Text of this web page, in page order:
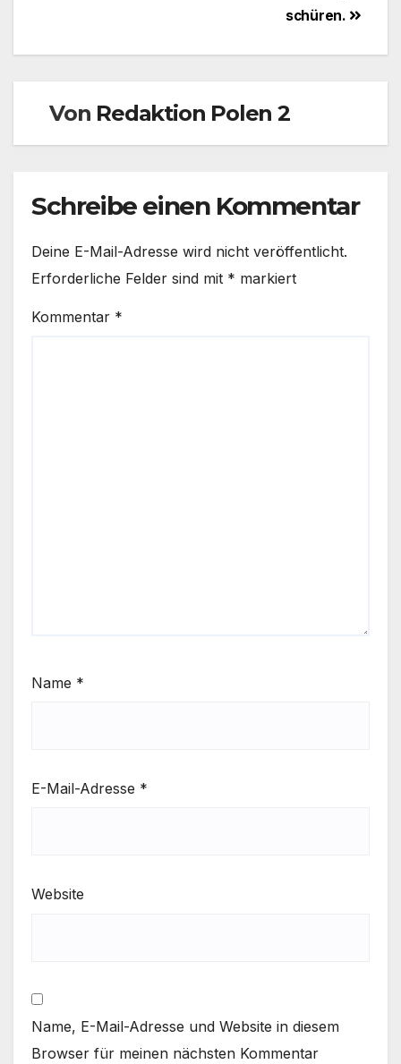
schüren.
Von Redaktion Polen 2
Schreibe einen Kommentar
Deine E-Mail-Adresse wird nicht veröffentlicht.
Erforderliche Felder sind mit * markiert
Kommentar *
Name *
E-Mail-Adresse *
Website
Name, E-Mail-Adresse und Website in diesem
Browser für meinen nächsten Kommentar